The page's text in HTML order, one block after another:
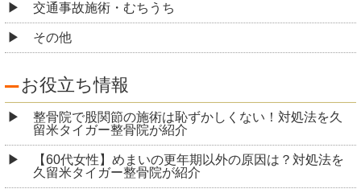
交通事故施術・むちうち
その他
お役立ち情報
整骨院で股関節の施術は恥ずかしくない！対処法を久
留米タイガー整骨院が紹介
【60代女性】めまいの更年期以外の原因は？対処法を
久留米タイガー整骨院が紹介